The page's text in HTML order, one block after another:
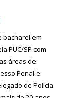
bacharel em
PUC/SP com
áreas de
Penal e
de Polícia